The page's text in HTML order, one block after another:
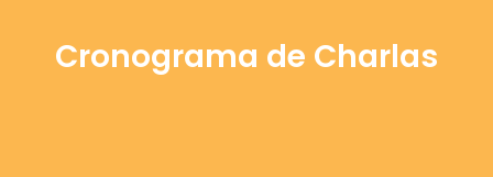
Cronograma de Charlas